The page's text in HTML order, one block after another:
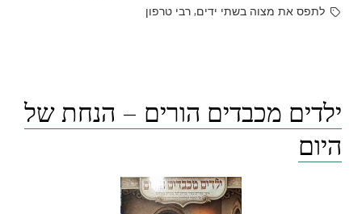
by
Tags:
לתפס את מצוה בשתי ידים, רבי טרפון
ילדים מכבדים הורים – הנחת של
היום